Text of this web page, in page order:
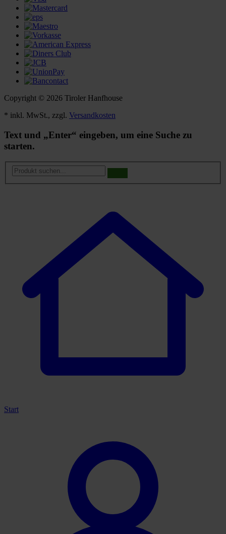
Copyright © 2026 Tiroler Hanfhouse
* inkl. MwSt., zzgl. Versandkosten
Text und „Enter“ eingeben, um eine Suche zu
starten.
Produkt
suchen...
Start